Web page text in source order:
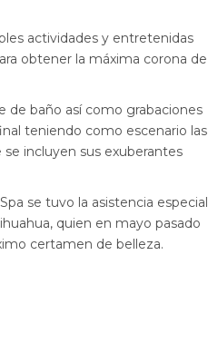
actividades y entretenidas
obtener la máxima corona de
de baño así como grabaciones
teniendo como escenario las
incluyen sus exuberantes
se tuvo la asistencia especial
quien en mayo pasado
certamen de belleza.